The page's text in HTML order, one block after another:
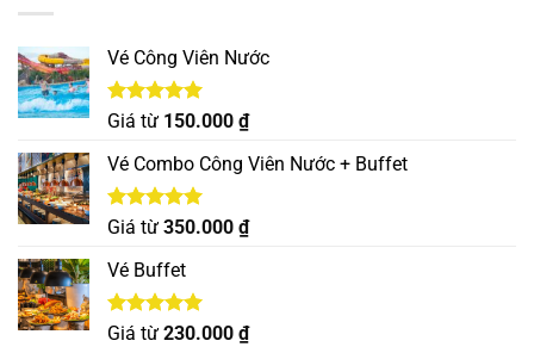
Vé Công Viên Nước
Được xếp
5 sao
Giá từ 150.000 ₫
Vé Combo Công Viên Nước + Buffet
Được xếp
5 sao
Giá từ 350.000 ₫
Vé Buffet
Được xếp
Giá từ 230.000 ₫